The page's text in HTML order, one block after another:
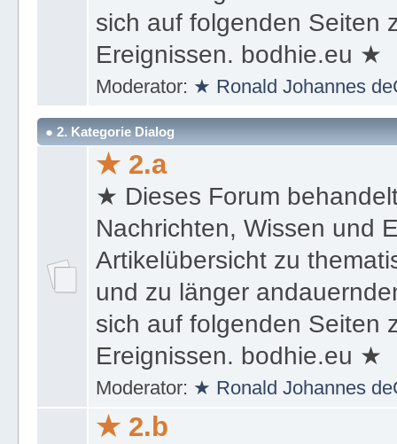
und zu länger
sich auf folgenden Seiten
Ereignissen. bodhie.eu ★
Moderator:★ Ronald Johannes
● 2. Kategorie Dialog
★ 2.a
★ Dieses Forum
Nachrichten, Wissen und
Artikelübersicht zu
und zu länger
sich auf folgenden Seiten
Ereignissen. bodhie.eu ★
Moderator: